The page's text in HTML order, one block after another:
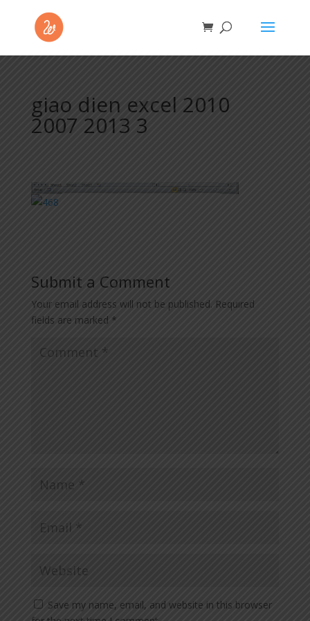
giao dien excel 2010
2007 2013 3
Submit a Comment
Your email address will not be published. Required
fields are marked *
Save my name, email, and website in this browser